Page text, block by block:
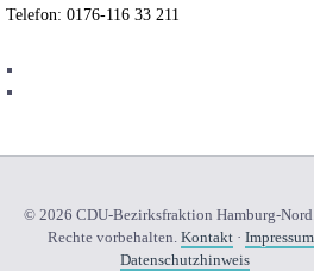
Telefon: 0176-116 33 211
© 2026 CDU-Bezirksfraktion Hamburg-
Rechte vorbehalten. Kontakt· Impressum
Datenschutzhinweis